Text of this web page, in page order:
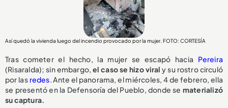
Así quedó la vivienda luego del incendio provocado por la mujer. FOTO: CORTESÍA
Tras cometer el hecho, la mujer se escapó hacia Pereira
(Risaralda); sin embargo, el caso se hizo viral y su rostro circuló
por las redes. Ante el panorama, el miércoles, 4 de febrero, ella
se presentó en la Defensoría del Pueblo, donde se materializó
su captura.